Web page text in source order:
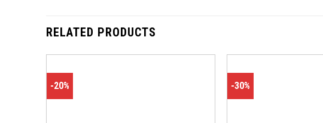
RELATED PRODUCTS
-20% -30%